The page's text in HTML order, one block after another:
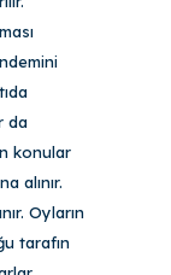
da
konular
alınır.
Oyların
tarafın